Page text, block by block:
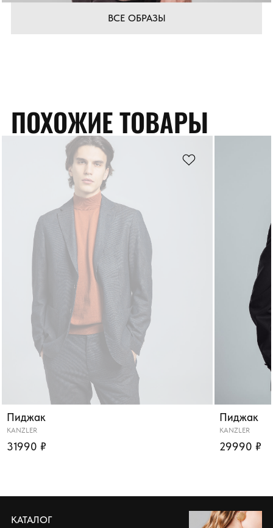
ВСЕ ОБРАЗЫ
ПОХОЖИЕ ТОВАРЫ
Пиджак
KANZLER
31990 ₽
Пиджак
KANZLER
29990 ₽
КАТАЛОГ